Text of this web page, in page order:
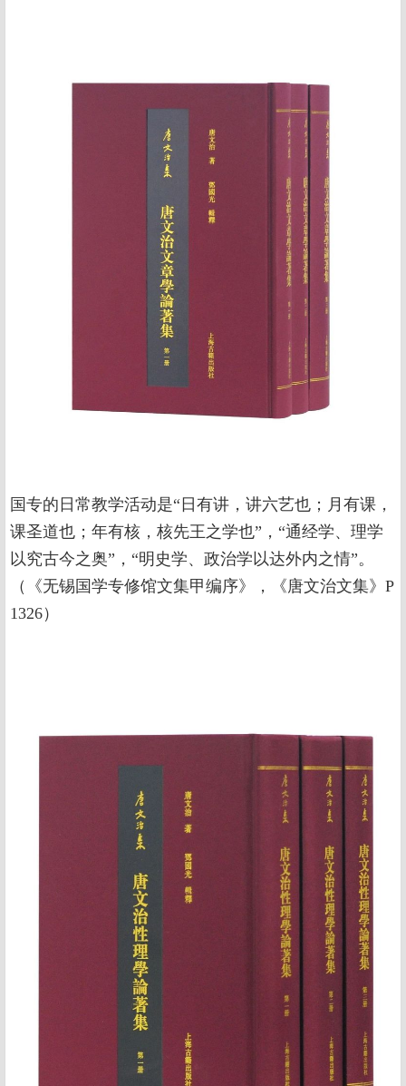
国专的日常教学活动是“日有讲，讲六艺也；月有课，
课圣道也；年有核，核先王之学也”，“通经学、理学
以究古今之奥”，“明史学、政治学以达外内之情”。
（《无锡国学专修馆文集甲编序》，《唐文治文集》P
1326）